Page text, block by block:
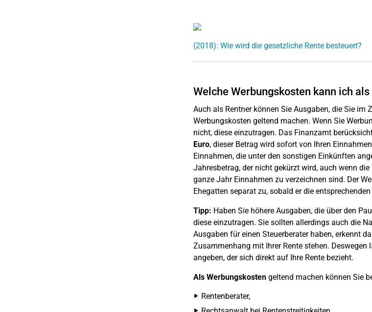
(2018): Wie wird die gesetzliche Rente besteuert?
Welche Werbungskosten kann ich
Auch als Rentner können Sie Ausgaben, die Sie
Werbungskosten geltend machen. Wenn Sie
nicht, diese einzutragen. Das Finanzamt
Euro, dieser Betrag wird sofort von Ihren
Einnahmen, die unter den sonstigen Einkünften
Jahresbetrag, der nicht gekürzt wird, auch wenn
ganze Jahr Einnahmen zu verzeichnen sind. Der
Ehegatten separat zu, sobald er die
Tipp: Haben Sie höhere Ausgaben, die über den
diese einzutragen. Sie sollten allerdings auch die
Ausgaben für einen Steuerberater haben, erkennt
Zusammenhang mit Ihrer Rente stehen. Deswegen
angeben, der sich direkt auf Ihre Rente bezieht.
Als Werbungskostengeltend machen können Sie
Rentenberater,